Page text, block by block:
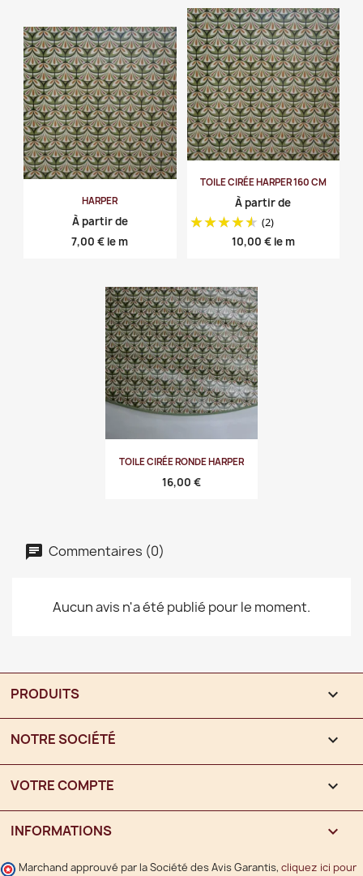
HARPER
À partir de
Prix
7,00 € le m
TOILE CIRÉE HARPER 160 CM
À partir de
(2)
Prix
10,00 € le m
TOILE CIRÉE RONDE HARPER
Prix
16,00 €
Commentaires (0)
Aucun avis n'a été publié pour le moment.
PRODUITS 
NOTRE SOCIÉTÉ 
VOTRE COMPTE 
INFORMATIONS keyboard_arrow_down
Marchand approuvé par la Société des Avis Garantis, cliquez ici pour